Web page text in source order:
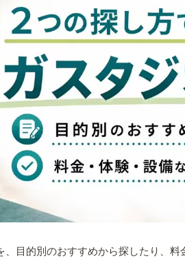
目的別のおすすめから探したり、